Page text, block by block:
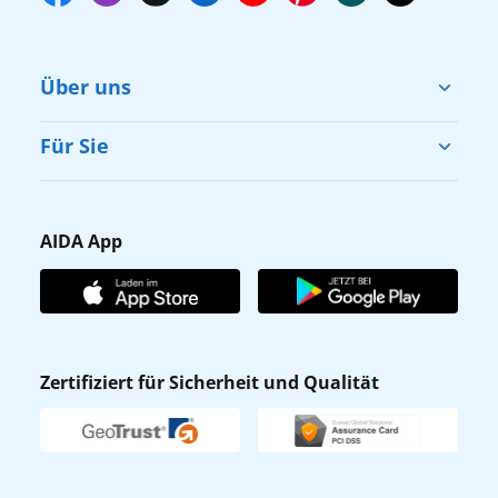
Über uns
Cruise & Help
Karriere
Affiliateprogramm
Verhaltens- & Ethikkodex
Newsletter
Für Sie
Gästefragebogen
AIDA Club
AIDA App
Zertifiziert für Sicherheit und Qualität